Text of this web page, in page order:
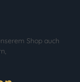
Shop auch